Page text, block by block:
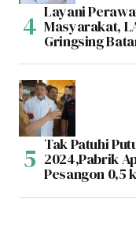
Layani
Masyarakat,
Gringsing
Tak Patuhi
2024,Pabrik
Pesangon 0,5